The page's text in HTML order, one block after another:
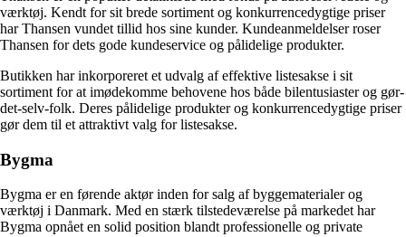
værktøj. Kendt for sit brede sortiment og konkurrencedygtige priser
har Thansen vundet tillid hos sine kunder. Kundeanmeldelser roser
Thansen for dets gode kundeservice og pålidelige produkter.
Butikken har inkorporeret et udvalg af effektive listesakse i sit
sortiment for at imødekomme behovene hos både bilentusiaster og gør-
det-selv-folk. Deres pålidelige produkter og konkurrencedygtige priser
gør dem til et attraktivt valg for listesakse.
Bygma
Bygma er en førende aktør inden for salg af byggematerialer og
værktøj i Danmark. Med en stærk tilstedeværelse på markedet har
Bygma opnået en solid position blandt professionelle og private